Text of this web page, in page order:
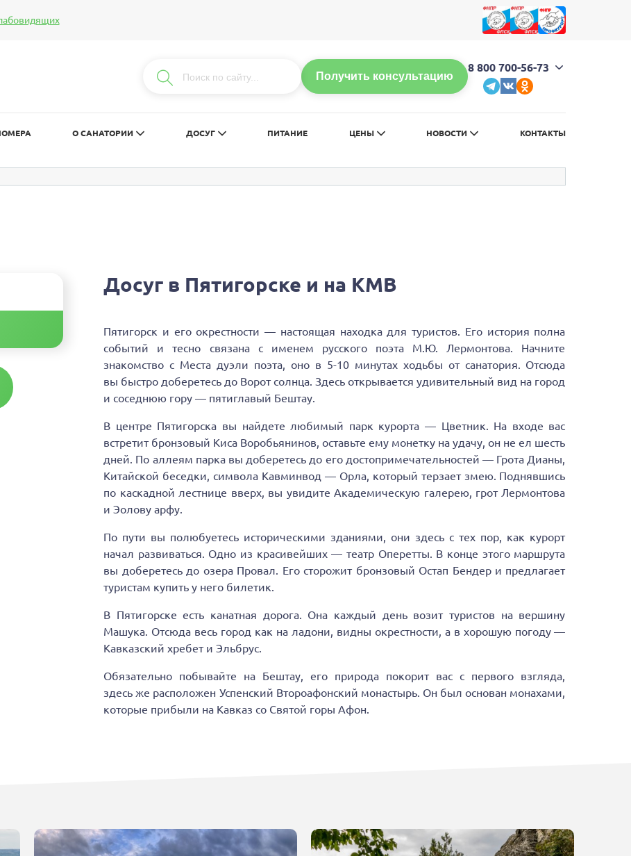
Обычная версия сайта
Получить консультацию
8 800 700-56-73
О САНАТОРИИ ДОСУГ ПИТАНИЕ ЦЕНЫ НОВОСТИ КОНТАКТЫ
Досуг в Пятигорске и на КМВ
Пятигорск и его окрестности — настоящая находка для туристов. Его история полна
событий и тесно связана с именем русского поэта М.Ю. Лермонтова. Начните
знакомство с Места дуэли поэта, оно в 5-10 минутах ходьбы от санатория. Отсюда
вы быстро доберетесь до Ворот солнца. Здесь открывается удивительный вид на город
и соседнюю гору — пятиглавый Бештау.
В центре Пятигорска вы найдете любимый парк курорта — Цветник. На входе вас
встретит бронзовый Киса Воробьянинов, оставьте ему монетку на удачу, он не ел шесть
дней. По аллеям парка вы доберетесь до его достопримечательностей — Грота Дианы,
Китайской беседки, символа Кавминвод — Орла, который терзает змею. Поднявшись
по каскадной лестнице вверх, вы увидите Академическую галерею, грот Лермонтова
и Эолову арфу.
По пути вы полюбуетесь историческими зданиями, они здесь с тех пор, как курорт
начал развиваться. Одно из красивейших — театр Оперетты. В конце этого маршрута
вы доберетесь до озера Провал. Его сторожит бронзовый Остап Бендер и предлагает
туристам купить у него билетик.
В Пятигорске есть канатная дорога. Она каждый день возит туристов на вершину
Машука. Отсюда весь город как на ладони, видны окрестности, а в хорошую погоду —
Кавказский хребет и Эльбрус.
Обязательно побывайте на Бештау, его природа покорит вас с первого взгляда,
здесь же расположен Успенский Второафонский монастырь. Он был основан монахами,
которые прибыли на Кавказ со Святой горы Афон.